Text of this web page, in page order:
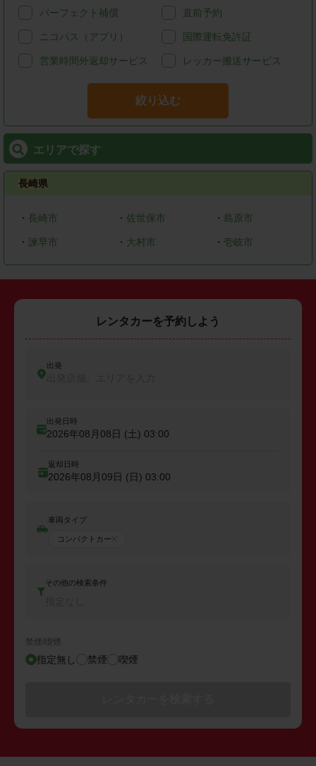
パーフェクト補償 直前予約
ニコパス（アプリ） 国際運転免許証
営業時間外返却サービス レッカー搬送サービス
絞り込む
エリアで探す
長崎県
・ 長崎市 ・ 佐世保市 ・ 島原市
・ 諫早市 ・ 大村市 ・ 壱岐市
レンタカーを予約しよう
出発
出発日時
2026年08月08日 (土) 03:00
返却日時
2026年08月09日 (日) 03:00
車両タイプ
コンパクトカー
その他の検索条件
禁煙/喫煙
指定無し 禁煙 喫煙